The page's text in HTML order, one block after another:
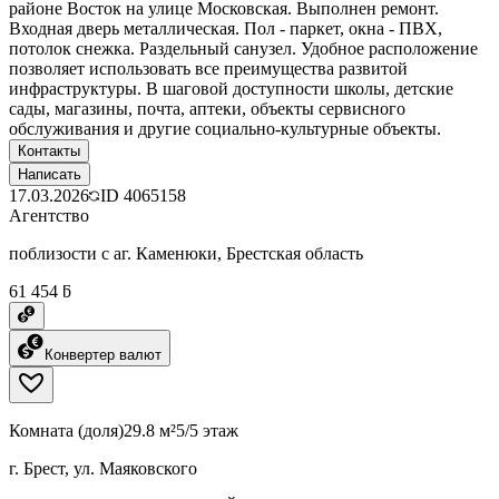
районе Восток на улице Московская. Выполнен ремонт.
Входная дверь металлическая. Пол - паркет, окна - ПВХ,
потолок снежка. Раздельный санузел. Удобное расположение
позволяет использовать все преимущества развитой
инфраструктуры. В шаговой доступности школы, детские
сады, магазины, почта, аптеки, объекты сервисного
обслуживания и другие социально-культурные объекты.
Контакты
Написать
17.03.2026 ID 4065158
Агентство
поблизости с аг. Каменюки, Брестская область
61 454 ƃ
Конвертер валют
Комната (доля)29.8 м²5/5 этаж
г. Брест, ул. Маяковского